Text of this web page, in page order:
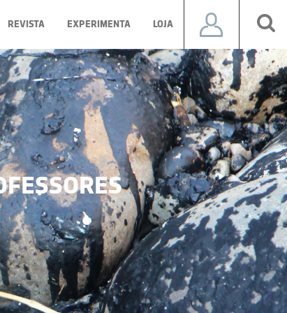
REVISTA EXPERIMENTA LOJA